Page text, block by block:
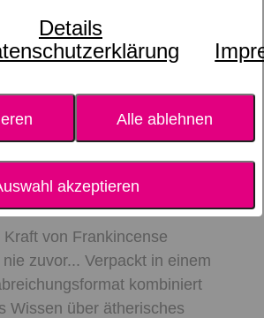
Details
Alle ablehnen
akzeptieren
von Frankincense
zuvor... Verpackt in einem
kombiniert
Wissen über ätherisches